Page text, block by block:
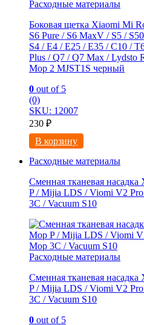
Расходные материалы
Боковая щетка Xiaomi Mi
S6 Pure / S6 MaxV / S5 /
S4 / E4 / E25 / E35 / C10 /
Plus / Q7 / Q7 Max / Lydsto
Mop 2 MJST1S черный
0 out of 5
(0)
SKU: 12007
230 ₽
В корзину
Расходные материалы
Сменная тканевая
P / Mijia LDS / Viomi V2
3C / Vacuum S10
Расходные материалы
Сменная тканевая
P / Mijia LDS / Viomi V2
3C / Vacuum S10
0 out of 5